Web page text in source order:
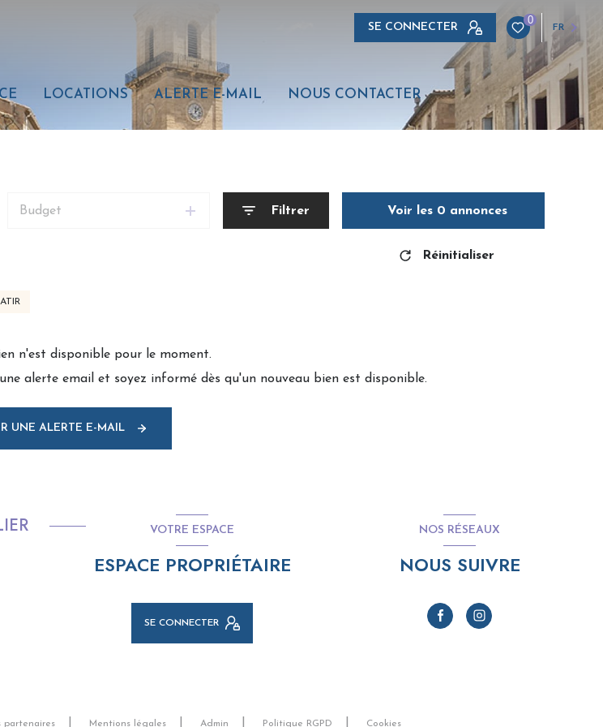
SE CONNECTER
0
FR
LOCATIONS ALERTE E-MAIL NOUS CONTACTER
Budget Filtrer Voir les 0 annonces
Réinitialiser
n'est disponible pour le moment.
alerte email et soyez informé dès qu'un nouveau bien est disponible.
UNE ALERTE E-MAIL
VOTRE ESPACE
ESPACE PROPRIÉTAIRE
SE CONNECTER
NOS RÉSEAUX
NOUS SUIVRE
partenaires Mentions légales Admin Politique RGPD Cookies